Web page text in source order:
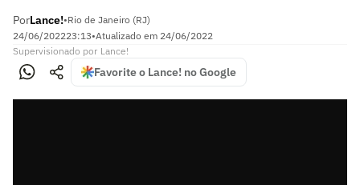
PorLance!•Rio de Janeiro (RJ)
24/06/202223:13•Atualizado em 24/06/2022
Supervisionado por Lance!
Favorite o Lance! no Google